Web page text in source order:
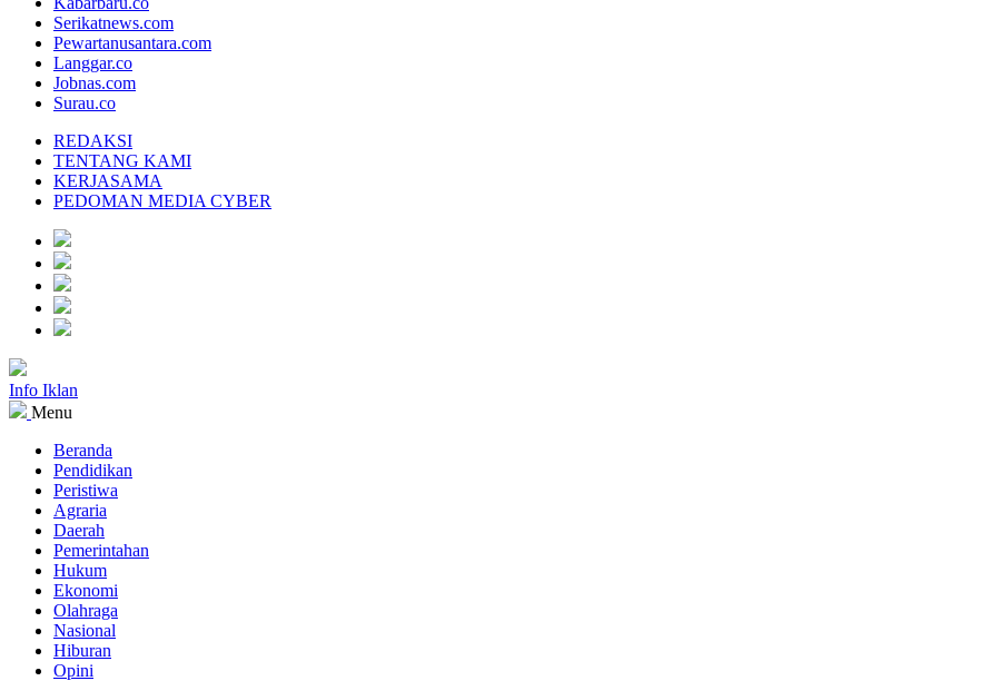
Serikatnews.com
Pewartanusantara.com
Langgar.co
Jobnas.com
Surau.co
REDAKSI
TENTANG KAMI
KERJASAMA
PEDOMAN MEDIA CYBER
Info Iklan
Menu
Beranda
Pendidikan
Peristiwa
Agraria
Daerah
Pemerintahan
Hukum
Ekonomi
Olahraga
Nasional
Hiburan
Opini